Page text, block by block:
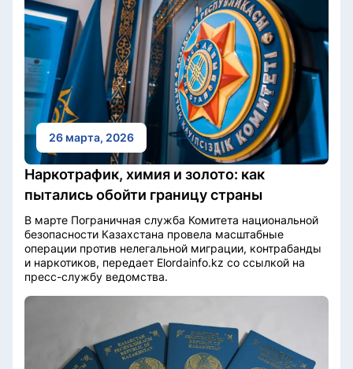
26 марта, 2026
Наркотрафик, химия и золото: как
пытались обойти границу страны
В марте Пограничная служба Комитета национальной
безопасности Казахстана провела масштабные
операции против нелегальной миграции, контрабанды
и наркотиков, передает Elordainfo.kz со ссылкой на
пресс-службу ведомства.